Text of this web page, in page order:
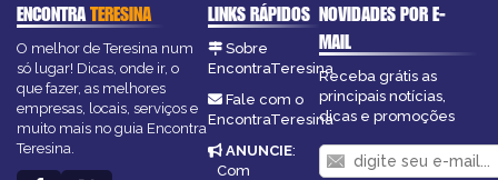
ENCONTRATERESINA
O melhor de Teresina num
só lugar! Dicas, onde ir, o
que fazer, as melhores
empresas, locais, serviços e
muito mais no guia Encontra
Teresina.
LINKS RÁPIDOS
Sobre
EncontraTeresina
Fale com o
EncontraTeresina
ANUNCIE:
Com
NOVIDADES POR E-
MAIL
Receba grátis as
principais notícias,
dicas e promoções